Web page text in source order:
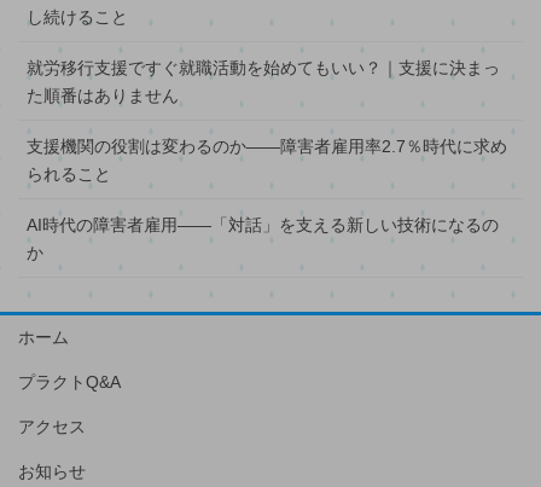
し続けること
就労移行支援ですぐ就職活動を始めてもいい？｜支援に決まっ
た順番はありません
支援機関の役割は変わるのか――障害者雇用率2.7％時代に求め
られること
AI時代の障害者雇用――「対話」を支える新しい技術になるの
か
ホーム
プラクトQ&A
アクセス
お知らせ